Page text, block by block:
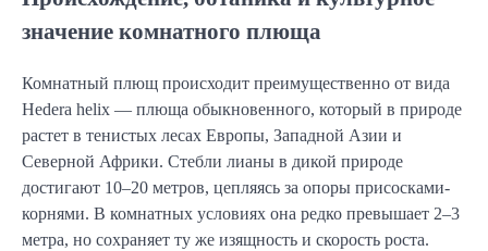
значение комнатного плюща
Комнатный плющ происходит преимущественно от вида
Hedera helix — плюща обыкновенного, который в природе
растет в тенистых лесах Европы, Западной Азии и
Северной Африки. Стебли лианы в дикой природе
достигают 10–20 метров, цепляясь за опоры присосками-
корнями. В комнатных условиях она редко превышает 2–3
метра, но сохраняет ту же изящность и скорость роста.